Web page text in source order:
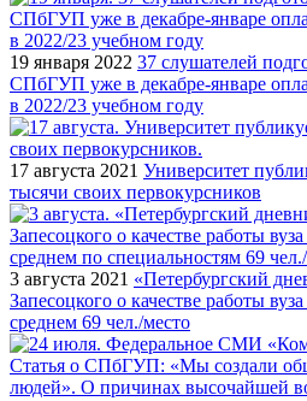
19 января 2022 37 слушателей
СПбГУП уже в декабре-январе
в 2022/23 учебном году
17 августа 2021 Университет
тысячи своих первокурсников
3 августа 2021 «Петербургский
Запесоцкого о качестве работы
среднем 69 чел./место